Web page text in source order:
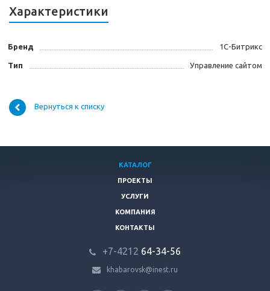
Характеристики
Бренд 1С-Битрикс
Тип Управление сайтом
Вернуться к списку
КАТАЛОГ
ПРОЕКТЫ
УСЛУГИ
КОМПАНИЯ
КОНТАКТЫ
+7-4212 64-34-56
khabarovsk@inest.ru